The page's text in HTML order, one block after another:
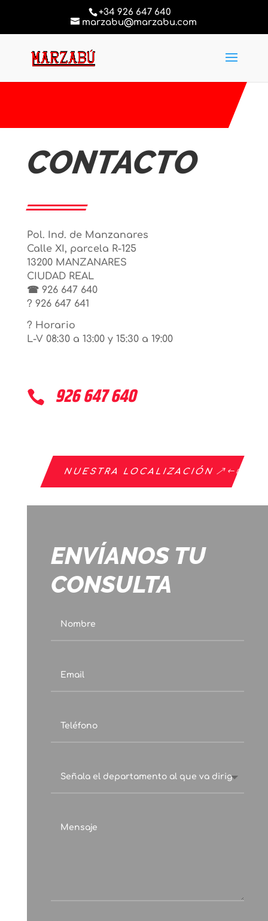
+34 926 647 640
marzabu@marzabu.com
CONTACTO
Pol. Ind. de Manzanares
Calle XI, parcela R-125
13200 MANZANARES
CIUDAD REAL
☎ 926 647 640
? 926 647 641
? Horario
L-V 08:30 a 13:00 y 15:30 a 19:00
 926 647 640
NUESTRA LOCALIZACIÓN
ENVÍANOS TU
CONSULTA